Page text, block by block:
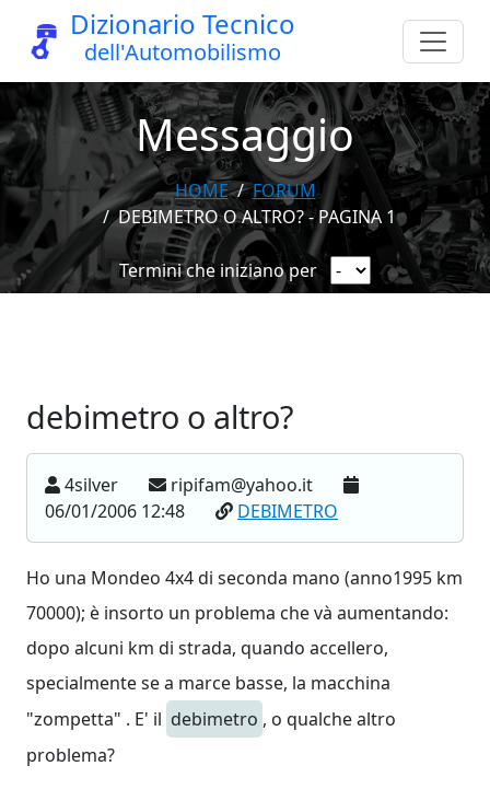
Dizionario Tecnico
dell'Automobilismo
Messaggio
HOME
FORUM
DEBIMETRO O ALTRO? - PAGINA 1
Termini che iniziano per
debimetro o altro?
4silver
ripifam@yahoo.it
06/01/2006 12:48
DEBIMETRO
Ho una Mondeo 4x4 di seconda mano (anno1995 km
70000); è insorto un problema che và aumentando:
dopo alcuni km di strada, quando accellero,
specialmente se a marce basse, la macchina
"zompetta" . E' il debimetro , o qualche altro
problema?